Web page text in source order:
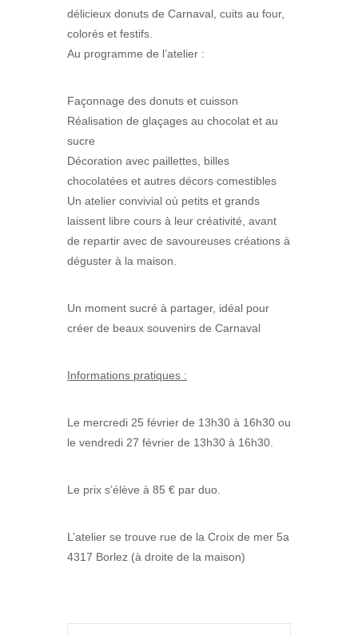
délicieux donuts de Carnaval, cuits au four,
colorés et festifs.
Au programme de l’atelier :
Façonnage des donuts et cuisson
Réalisation de glaçages au chocolat et au
sucre
Décoration avec paillettes, billes
chocolatées et autres décors comestibles
Un atelier convivial où petits et grands
laissent libre cours à leur créativité, avant
de repartir avec de savoureuses créations à
déguster à la maison.
Un moment sucré à partager, idéal pour
créer de beaux souvenirs de Carnaval
Informations pratiques :
Le mercredi 25 février de 13h30 à 16h30 ou
le vendredi 27 février de 13h30 à 16h30.
Le prix s’élève à 85 € par duo.
L’atelier se trouve rue de la Croix de mer 5a
4317 Borlez (à droite de la maison)